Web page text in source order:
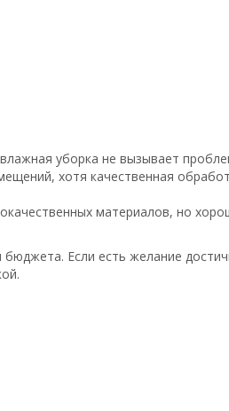
уборка не вызывает
хотя качественная
материалов, но
Если есть желание